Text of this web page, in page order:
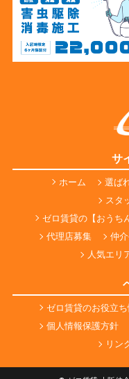
サ
ホーム 選ば
スタ
ゼロ賃貸の【おうち
代理店募集
仲
人気エリ
ゼロ賃貸のお役立ち
個人情報保護方針
リン